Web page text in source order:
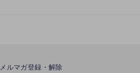
メルマガ登録・解除